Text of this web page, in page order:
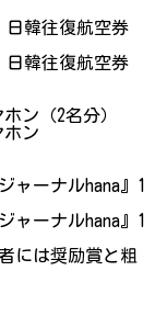
韓往復航空券
韓往復航空券
ン（2名分）
ン
ーナルhana』1
ーナルhana』1
には奨励賞と粗